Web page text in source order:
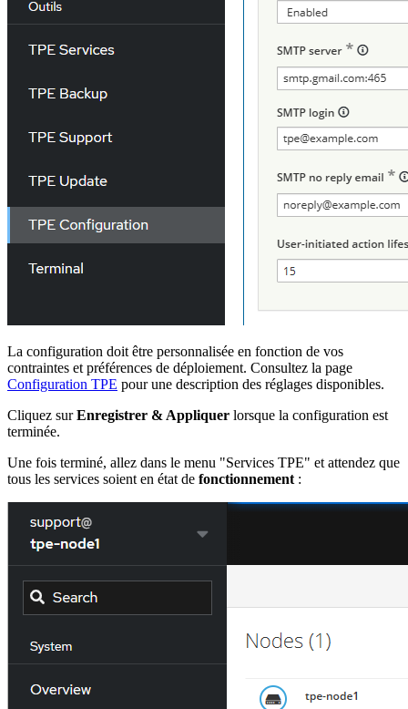
La configuration doit être personnalisée en fonction de vos
contraintes et préférences de déploiement. Consultez la page
Configuration TPE pour une description des réglages disponibles.
Cliquez surEnregistrer & Appliquer lorsque la configuration est
terminée.
Une fois terminé, allez dans le menu "Services TPE" et attendez que
tous les services soient en état de fonctionnement :